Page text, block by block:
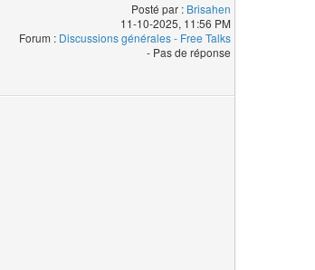
Posté par : Brisahen
11-10-2025, 11:56 PM
Forum : Discussions générales - Free Talks
- Pas de réponse